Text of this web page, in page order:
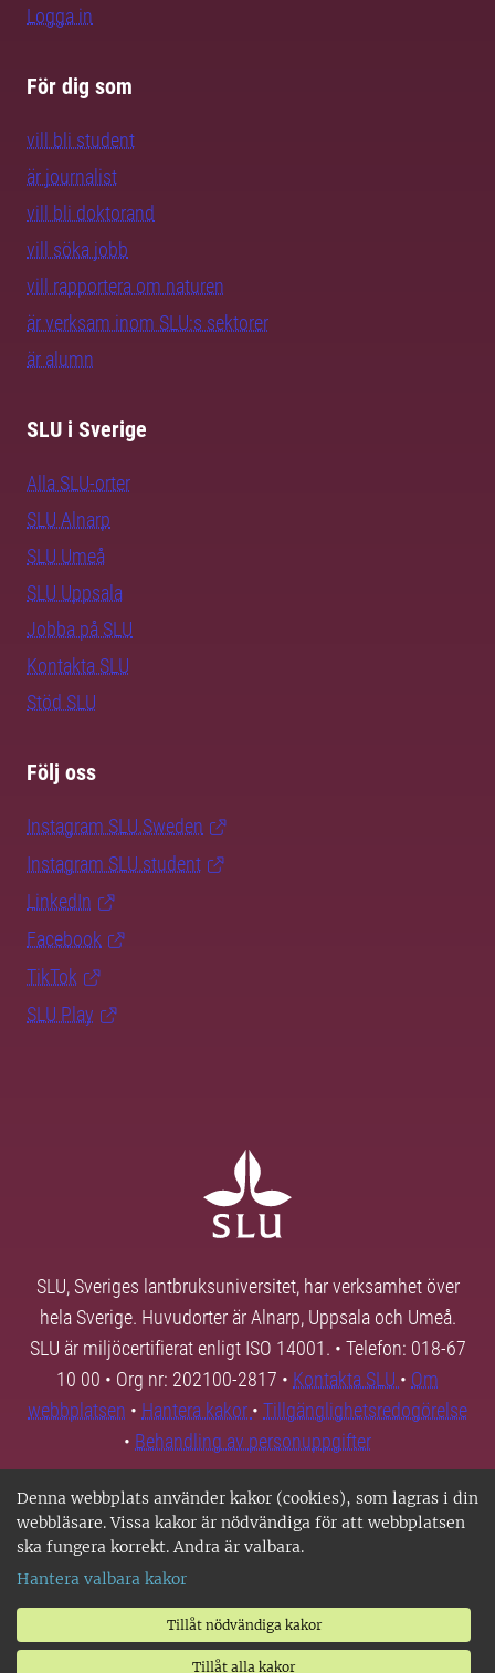
Denna webbplats använder kakor (cookies), som lagras i din
webbläsare. Vissa kakor är nödvändiga för att webbplatsen
ska fungera korrekt. Andra är valbara.
Hantera valbara kakor
Tillåt nödvändiga kakor
Tillåt alla kakor
Logga in
För dig som
vill bli student
är journalist
vill bli doktorand
vill söka jobb
vill rapportera om naturen
är verksam inom SLU:s sektorer
är alumn
SLU i Sverige
Alla SLU-orter
SLU Alnarp
SLU Umeå
SLU Uppsala
Jobba på SLU
Kontakta SLU
Stöd SLU
Följ oss
Instagram SLU.Sweden
Instagram SLU.student
LinkedIn
Facebook
TikTok
SLU Play
SLU, Sveriges lantbruksuniversitet, har verksamhet över
hela Sverige. Huvudorter är Alnarp, Uppsala och Umeå.
SLU är miljöcertifierat enligt ISO 14001. • Telefon: 018-67
10 00 • Org nr: 202100-2817 • Kontakta SLU • Om
webbplatsen • Hantera kakor • Tillgänglighetsredogörelse
• Behandling av personuppgifter